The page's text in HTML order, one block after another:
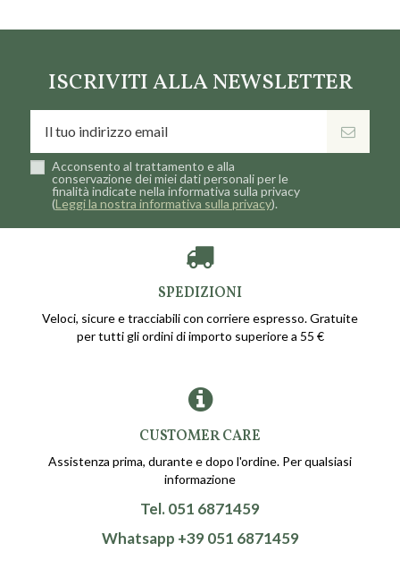
ISCRIVITI ALLA NEWSLETTER
Acconsento al trattamento e alla
conservazione dei miei dati personali per le
finalità indicate nella informativa sulla privacy
(Leggi la nostra informativa sulla privacy).
SPEDIZIONI
Veloci, sicure e tracciabili con corriere espresso. Gratuite
per tutti gli ordini di importo superiore a 55 €
CUSTOMER CARE
Assistenza prima, durante e dopo l'ordine. Per qualsiasi
informazione
Tel. 051 6871459
Whatsapp +39 051 6871459